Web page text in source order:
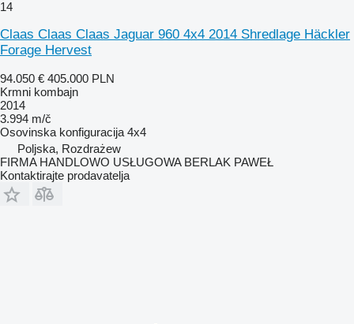
14
Claas Claas Claas Jaguar 960 4x4 2014 Shredlage Häckler
Forage Hervest
94.050 € 405.000 PLN
Krmni kombajn
2014
3.994 m/č
Osovinska konfiguracija 4x4
Poljska, Rozdrażew
FIRMA HANDLOWO USŁUGOWA BERLAK PAWEŁ
Kontaktirajte prodavatelja